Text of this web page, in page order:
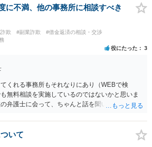
に不満、他の事務所に相談すべき
欺 #副業詐欺
#借金返済の相談・交渉
役にたった 3
くれる事務所もそれなりにあり（WEBで検
無料相談を実施しているのではないかと思いま
弁護士に会って、ちゃんと話を聞いてくれる
できていないようですので、御相談の案件につ
能力不足なのかもしれません。相手にしない方が
だ、仮想通貨詐欺の被害回復は現実的には難しい
いて